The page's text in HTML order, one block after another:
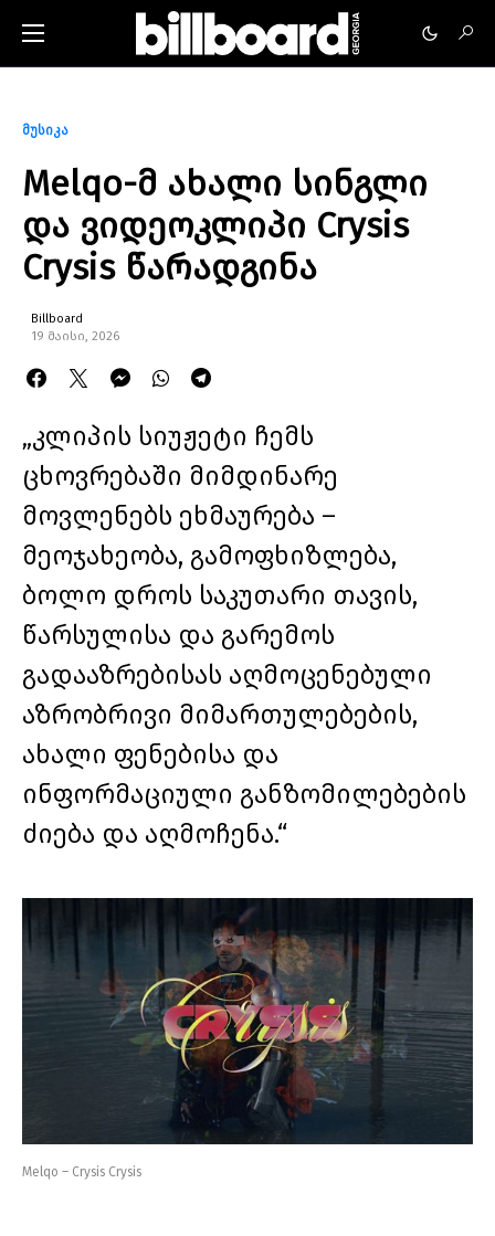
მუსიკა
Melqo-მ ახალი სინგლი
და ვიდეოკლიპი Crysis
Crysis წარადგინა
Billboard
19 მაისი, 2026
„კლიპის სიუჟეტი ჩემს
ცხოვრებაში მიმდინარე
მოვლენებს ეხმაურება –
მეოჯახეობა, გამოფხიზლება,
ბოლო დროს საკუთარი თავის,
წარსულისა და გარემოს
გადააზრებისას აღმოცენებული
აზრობრივი მიმართულებების,
ახალი ფენებისა და
ინფორმაციული განზომილებების
ძიება და აღმოჩენა.“
Melqo – Crysis Crysis